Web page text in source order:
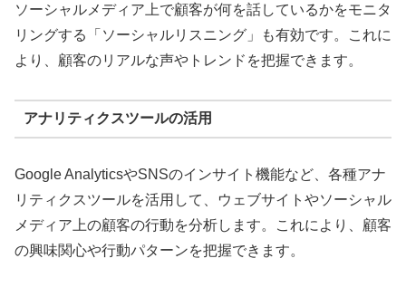
ソーシャルメディア上で顧客が何を話しているかをモニタ
リングする「ソーシャルリスニング」も有効です。これに
より、顧客のリアルな声やトレンドを把握できます。
アナリティクスツールの活用
Google AnalyticsやSNSのインサイト機能など、各種アナ
リティクスツールを活用して、ウェブサイトやソーシャル
メディア上の顧客の行動を分析します。これにより、顧客
の興味関心や行動パターンを把握できます。